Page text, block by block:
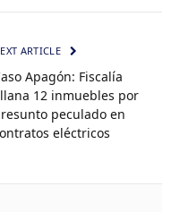
ARTICLE
Apagón: Fiscalía
12 inmuebles por
peculado en
eléctricos